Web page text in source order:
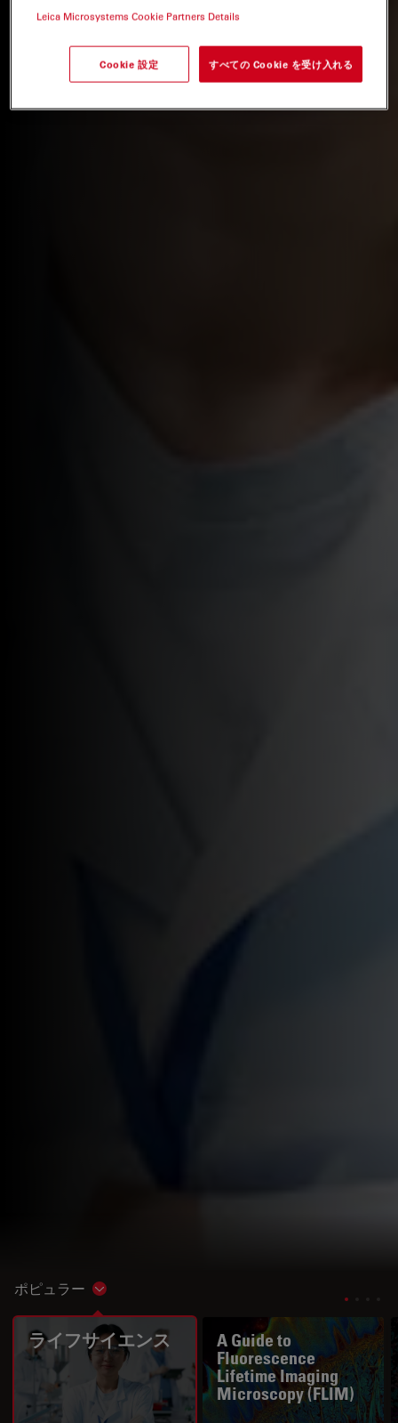
ポピュラー Show subnavigation
ライフサイエンス
A Guide to
Fluorescence
Lifetime Imaging
Microscopy (FLIM)
Leica Microsystems Cookie Partners Details
Cookie 設定 すべての Cookie を受け入れる